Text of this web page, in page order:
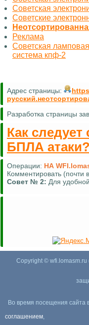
Советская
Советские
Реклама
Советская
система кпф-2
Адрес страницы:
Разработка страницы
Как следует
БПЛА атаки?
Операции: НА
Комментировать (почти
Совет № 2: Для
Copyright © wfi.lomasm.ru
Во время посещения сайта
соглашением,